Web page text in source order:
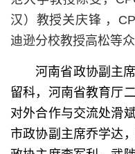
汉）教授关庆锋 ，
迪逊分校教授高松等
河南省政协副主
留科，河南省教育厅
对外合作与交流处滑
市政协副主席乔学达